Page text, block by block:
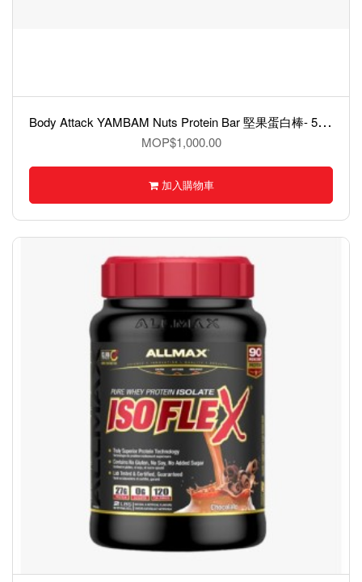
B
ody Attack YAMBAM Nuts Protein Bar 堅果蛋白棒- 55克
MOP$1,000.00
加入購物車